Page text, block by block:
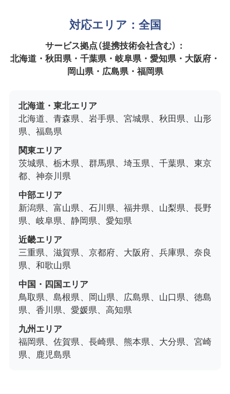
対応エリア：全国
サービス拠点（提携技術会社含む）：
北海道・秋田県・千葉県・岐阜県・愛知県・大阪府・
岡山県・広島県・福岡県
北海道・東北エリア
北海道、青森県、岩手県、宮城県、秋田県、山形
県、福島県
関東エリア
茨城県、栃木県、群馬県、埼玉県、千葉県、東京
都、神奈川県
中部エリア
新潟県、富山県、石川県、福井県、山梨県、長野
県、岐阜県、静岡県、愛知県
近畿エリア
三重県、滋賀県、京都府、大阪府、兵庫県、奈良
県、和歌山県
中国・四国エリア
鳥取県、島根県、岡山県、広島県、山口県、徳島
県、香川県、愛媛県、高知県
九州エリア
福岡県、佐賀県、長崎県、熊本県、大分県、宮崎
県、鹿児島県